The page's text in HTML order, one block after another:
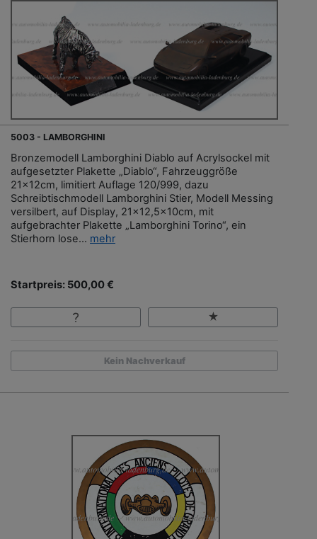
5003 - LAMBORGHINI
Bronzemodell Lamborghini Diablo auf Acrylsockel mit
aufgesetzter Plakette „Diablo“, Fahrzeuggröße
21x12cm, limitiert Auflage 120/999, dazu
Schreibtischmodell Lamborghini Stier, Modell Messing
versilbert, auf Display, 21x12,5x10cm, mit
aufgebrachter Plakette „Lamborghini Torino“, ein
Stierhorn lose... mehr
Startpreis: 500,00 €
Kein Nachverkauf